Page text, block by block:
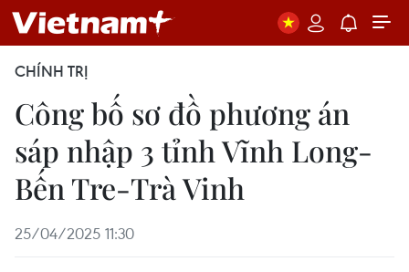
CHÍNH TRỊ
Công bố sơ đồ phương án
sáp nhập 3 tỉnh Vĩnh Long-
Bến Tre-Trà Vinh
25/04/2025 11:30